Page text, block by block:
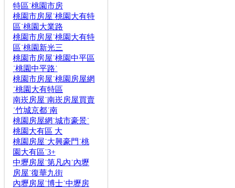
特區˙桃園市房
桃園市房屋˙桃園大有特
區˙桃園大業路
桃園市房屋˙桃園大有特
區˙桃園新光三
桃園市房屋˙桃園中平區
˙桃園中平路˙
桃園市房屋˙桃園房屋網
˙桃園大有特區
南崁房屋˙南崁房屋買賣
˙竹城京都˙南
桃園房屋網˙城市豪景˙
桃園大有區 大
桃園房屋˙大興豪門˙桃
園大有區˙3+
中壢房屋˙第凡內˙內壢
房屋˙復華九街
內壢房屋˙博士˙中壢房